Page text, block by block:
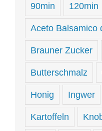
90min 120min
Aceto Balsamico
Brauner Zucker
Butterschmalz
Honig Ingwer
Kartoffeln